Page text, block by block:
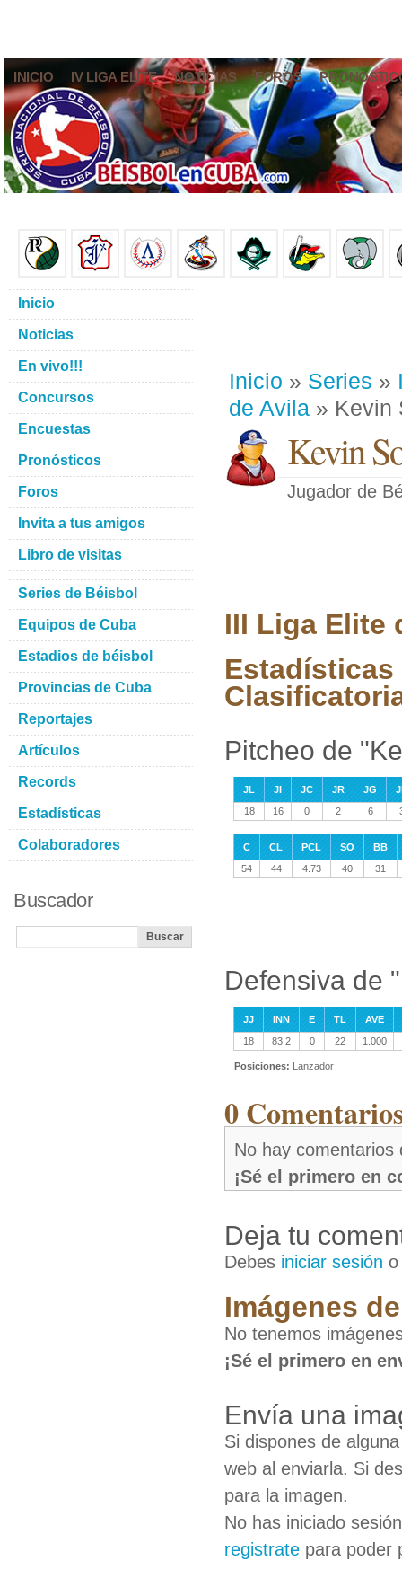
INICIO IV LIGA ELITE NOTICIAS FOROS
Inicio » Series »
de Avila » Kevin
Kevin
Jugador de
III Liga Elite
Estadísticas
Pitcheo de
JL JI JC JR JG
18
16 0 2 6
C CL PCL SO
BB
54
44 4.73 40 31
Defensiva de
JJ INN E TL
AVE
18
83.2 0 22 1.000
Posiciones: Lanzador
0
No hay comentarios
¡Sé el primero en
Deja tu
Debes iniciar sesión
Imágenes
No tenemos
¡Sé el primero en
Envía una
Si dispones de
web al enviarla. Si
para la imagen.
No has iniciado
registrate para poder
Inicio
Noticias
En vivo!!!
Concursos
Encuestas
Pronósticos
Foros
Invita a tus amigos
Libro de visitas
Series de Béisbol
Equipos de Cuba
Estadios de béisbol
Provincias de Cuba
Reportajes
Artículos
Records
Estadísticas
Colaboradores
Buscador